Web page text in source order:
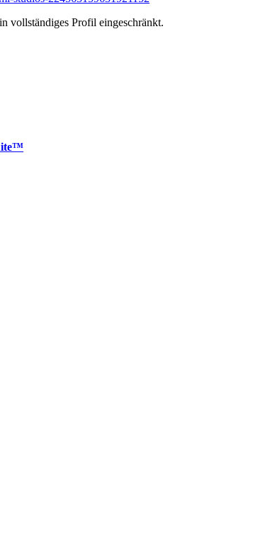
vollständiges Profil eingeschränkt.